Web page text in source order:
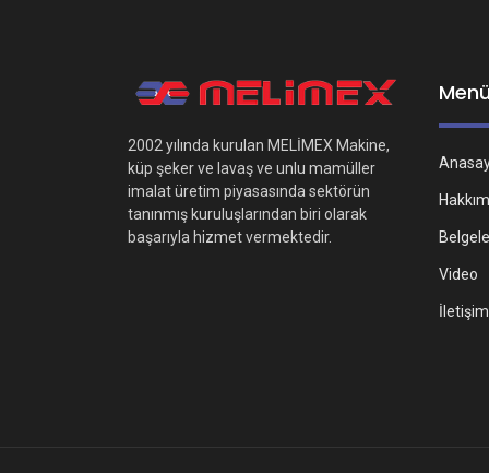
2002 yılında kurulan MELİMEX Makine,
küp şeker ve lavaş ve unlu mamüller
imalat üretim piyasasında sektörün
tanınmış kuruluşlarından biri olarak
başarıyla hizmet vermektedir.
Video
İletişim